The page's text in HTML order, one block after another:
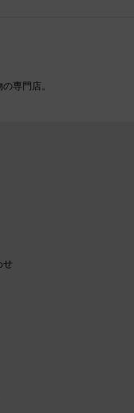
専門店。
せ